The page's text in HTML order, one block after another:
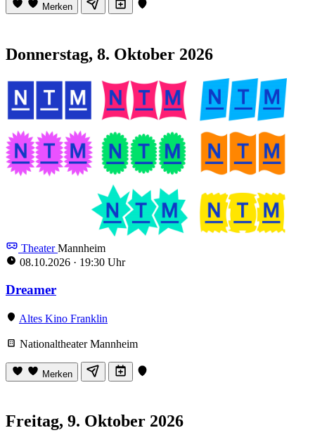
Merken
Donnerstag, 8. Oktober 2026
TheaterMannheim
08.10.2026 · 19:30 Uhr
Dreamer
Altes Kino Franklin
Nationaltheater Mannheim
Merken
Freitag, 9. Oktober 2026